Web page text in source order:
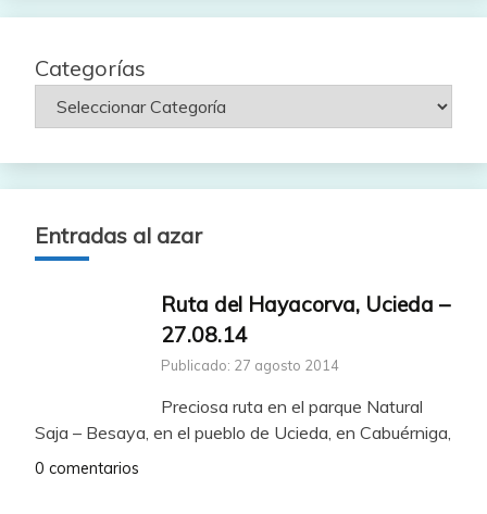
Categorías
Entradas al azar
Ruta del Hayacorva, Ucieda –
27.08.14
Publicado: 27 agosto 2014
Preciosa ruta en el parque Natural
Saja – Besaya, en el pueblo de Ucieda, en Cabuérniga,
0 comentarios